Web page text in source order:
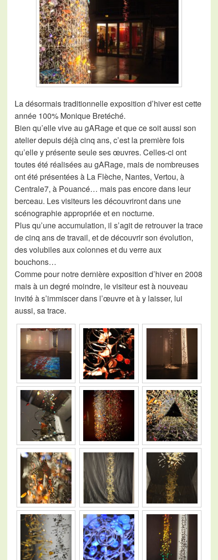
La désormais traditionnelle exposition d’hiver est cette
année 100% Monique Bretéché.
Bien qu’elle vive au gARageet que ce soit aussi son
atelier depuis déjà cinq ans, c’est la première fois
qu’elle y présente seule ses œuvres. Celles-ci ont
toutes été réalisées au gARage, mais de nombreuses
ont été présentées à La Flèche, Nantes, Vertou, à
Centrale7, à Pouancé… mais pas encore dans leur
berceau. Les visiteurs les découvriront dans une
scénographie appropriée et en nocturne.
Plus qu’une accumulation, il s’agit de retrouver la trace
de cinq ans de travail, et de découvrir son évolution,
des volubiles aux colonnes et du verre aux
bouchons…
Comme pour notre dernière exposition d’hiver en 2008
mais à un degré moindre, le visiteur est à nouveau
invité à s’immiscer dans l’œuvre et à y laisser, lui
aussi, sa trace.